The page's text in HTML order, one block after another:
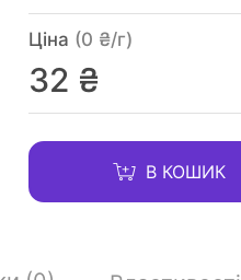
Ціна (0 ₴/г)
32 ₴
В КОШИК